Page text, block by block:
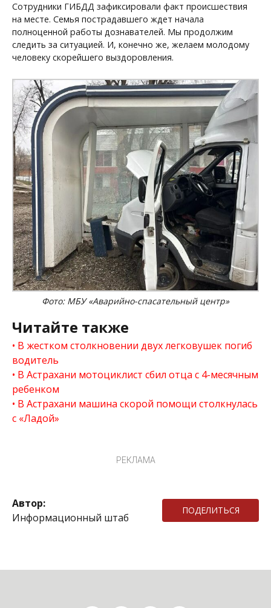
Сотрудники ГИБДД зафиксировали факт происшествия
на месте. Семья пострадавшего ждет начала
полноценной работы дознавателей. Мы продолжим
следить за ситуацией. И, конечно же, желаем молодому
человеку скорейшего выздоровления.
Фото: МБУ «Аварийно-спасательный центр»
Читайте также
В жестком столкновении двух легковушек погиб
водитель
В Астрахани мотоциклист сбил отца с 4-месячным
ребенком
В Астрахани машина скорой помощи столкнулась
с «Ладой»
РЕКЛАМА
Автор:
Информационный штаб
ПОДЕЛИТЬСЯ